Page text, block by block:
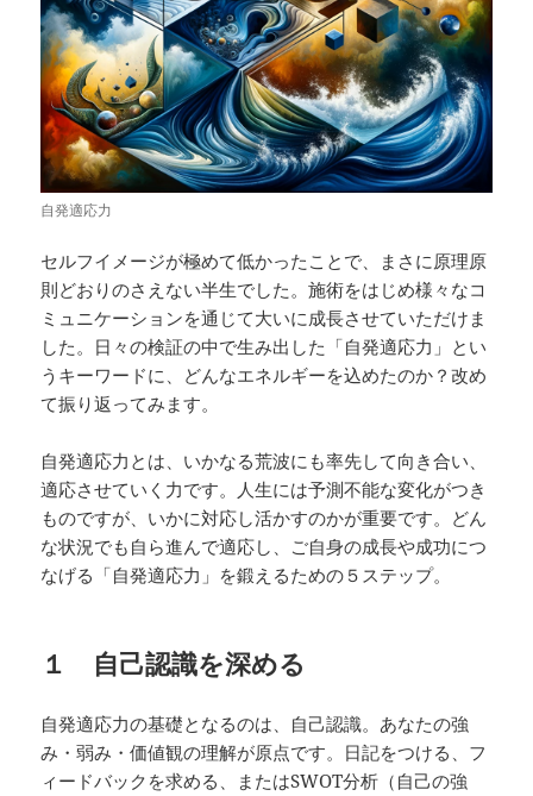
自発適応力
セルフイメージが極めて低かったことで、まさに原理原
則どおりのさえない半生でした。施術をはじめ様々なコ
ミュニケーションを通じて大いに成長させていただけま
した。日々の検証の中で生み出した「自発適応力」とい
うキーワードに、どんなエネルギーを込めたのか？改め
て振り返ってみます。
自発適応力とは、いかなる荒波にも率先して向き合い、
適応させていく力です。人生には予測不能な変化がつき
ものですが、いかに対応し活かすのかが重要です。どん
な状況でも自ら進んで適応し、ご自身の成長や成功につ
なげる「自発適応力」を鍛えるための５ステップ。
１ 自己認識を深める
自発適応力の基礎となるのは、自己認識。あなたの強
み・弱み・価値観の理解が原点です。日記をつける、フ
ィードバックを求める、またはSWOT分析（自己の強